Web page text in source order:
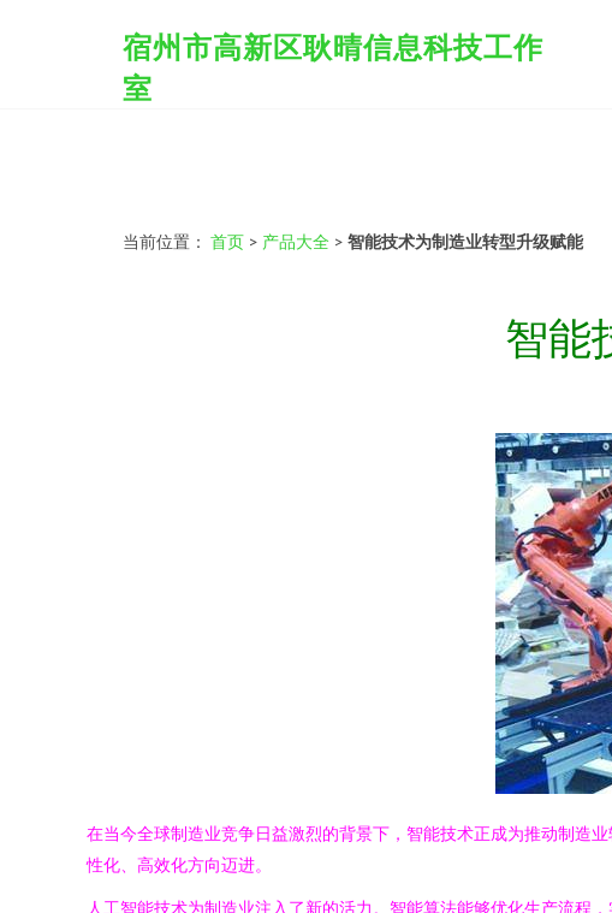
宿州市高新区耿晴信息科技工作
室
当前位置： 首页 > 产品大全 > 智能技术为制造业转型升级赋能
智能
在当今全球制造业竞争日益激烈的背景下，智能技术正成为推动制造
性化、高效化方向迈进。
人工智能技术为制造业注入了新的活力。智能算法能够优化生产流程